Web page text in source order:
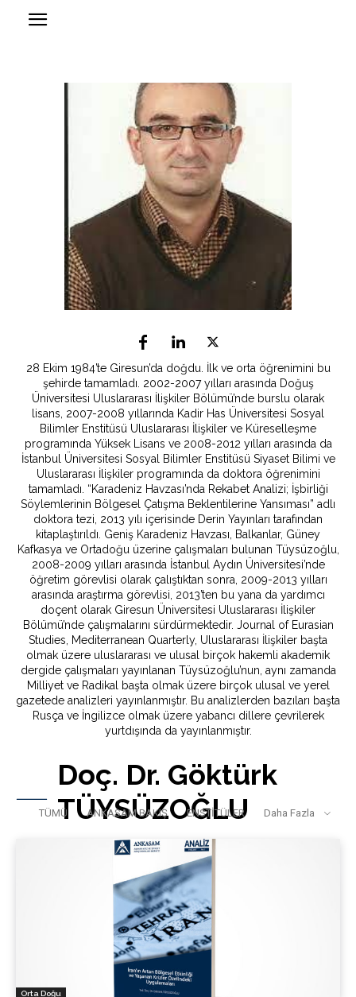
28 Ekim 1984’te Giresun’da doğdu. İlk ve orta öğrenimini bu
şehirde tamamladı. 2002-2007 yılları arasında Doğuş
Üniversitesi Uluslararası İlişkiler Bölümü’nde burslu olarak
lisans, 2007-2008 yıllarında Kadir Has Üniversitesi Sosyal
Bilimler Enstitüsü Uluslararası İlişkiler ve Küreselleşme
programında Yüksek Lisans ve 2008-2012 yılları arasında da
İstanbul Üniversitesi Sosyal Bilimler Enstitüsü Siyaset Bilimi ve
Uluslararası İlişkiler programında da doktora öğrenimini
tamamladı. “Karadeniz Havzası’nda Rekabet Analizi; İşbirliği
Söylemlerinin Bölgesel Çatışma Beklentilerine Yansıması” adlı
doktora tezi, 2013 yılı içerisinde Derin Yayınları tarafından
kitaplaştırıldı. Geniş Karadeniz Havzası, Balkanlar, Güney
Kafkasya ve Ortadoğu üzerine çalışmaları bulunan Tüysüzoğlu,
2008-2009 yılları arasında İstanbul Aydın Üniversitesi’nde
öğretim görevlisi olarak çalıştıktan sonra, 2009-2013 yılları
arasında araştırma görevlisi, 2013’ten bu yana da yardımcı
doçent olarak Giresun Üniversitesi Uluslararası İlişkiler
Bölümü’nde çalışmalarını sürdürmektedir. Journal of Eurasian
Studies, Mediterranean Quarterly, Uluslararası İlişkiler başta
olmak üzere uluslararası ve ulusal birçok hakemli akademik
dergide çalışmaları yayınlanan Tüysüzoğlu’nun, aynı zamanda
Milliyet ve Radikal başta olmak üzere birçok ulusal ve yerel
gazetede analizleri yayınlanmıştır. Bu analizlerden bazıları başta
Rusça ve İngilizce olmak üzere yabancı dillere çevrilerek
yurtdışında da yayınlanmıştır.
Doç. Dr. Göktürk
TÜYSÜZOĞLU
TÜMÜ ANKASAM BAKIŞ ENSTİTÜLER Daha Fazla
Orta Doğu